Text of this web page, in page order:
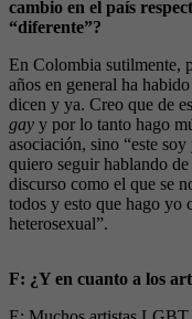
cambio en el país
“diferente”?
En Colombia sutilmente,
años en general ha
dicen y ya. Creo que de
gay y por lo tanto hago
asociación, sino “este
quiero seguir hablando
discurso como el que se
todos y esto que hago yo
heterosexual”.
F: ¿Y en cuanto a los